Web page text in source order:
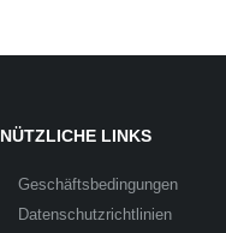
NÜTZLICHE LINKS
Geschäftsbedingungen
Datenschutzrichtlinien